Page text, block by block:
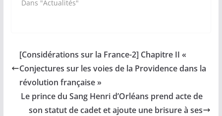
Dans "Actualités"
[Considérations sur la France-2] Chapitre II «
Conjectures sur les voies de la Providence dans la
révolution française »
Le prince du Sang Henri d’Orléans prend acte de
son statut de cadet et ajoute une brisure à ses